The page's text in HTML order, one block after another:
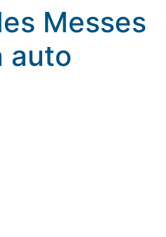
Messes
auto